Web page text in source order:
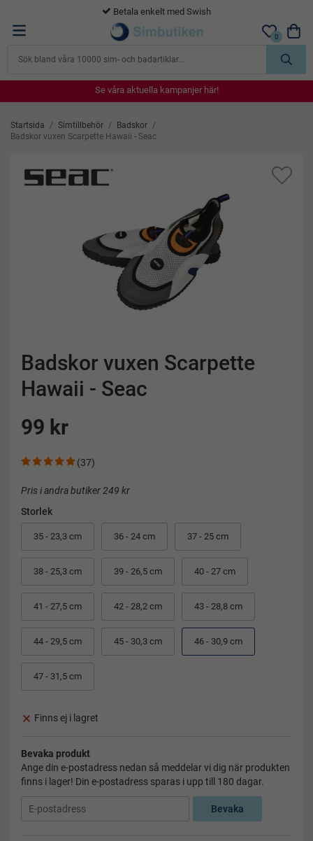
365 dagars öppet köp
0
Se våra aktuella kampanjer här!
Se våra aktuella kampanjer här!
Se våra aktuella kampanjer här!
Se våra aktuella kampanjer här!
Startsida / Simtillbehör / Badskor /
Badskor vuxen Scarpette Hawaii - Seac
Badskor vuxen Scarpette
Hawaii - Seac
99 kr
(37)
Pris i andra butiker 249 kr
Storlek
35 - 23,3 cm 36 - 24 cm 37 - 25 cm
38 - 25,3 cm 39 - 26,5 cm 40 - 27 cm
41 - 27,5 cm 42 - 28,2 cm 43 - 28,8 cm
44 - 29,5 cm 45 - 30,3 cm 46 - 30,9 cm
47 - 31,5 cm
Finns ej i lagret
Bevaka produkt
Ange din e-postadress nedan så meddelar vi dig när produkten
finns i lager! Din e-postadress sparas i upp till 180 dagar.
Bevaka